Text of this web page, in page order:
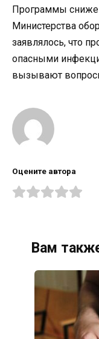
Программы
Министерства
заявлялось, что
опасными
вызывают
Оцените автора
Вам